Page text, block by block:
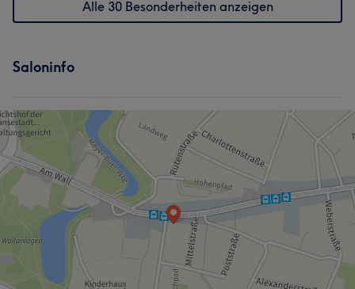
Alle 30 Besonderheiten anzeigen
Saloninfo